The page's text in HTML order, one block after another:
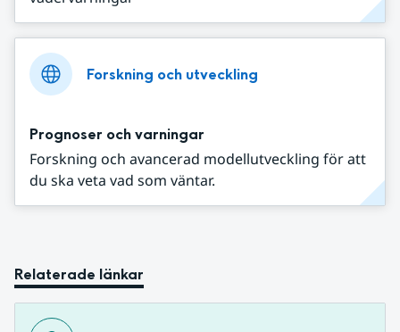
Forskning och utveckling
Prognoser och varningar
Forskning och avancerad modellutveckling för att
du ska veta vad som väntar.
Relaterade länkar